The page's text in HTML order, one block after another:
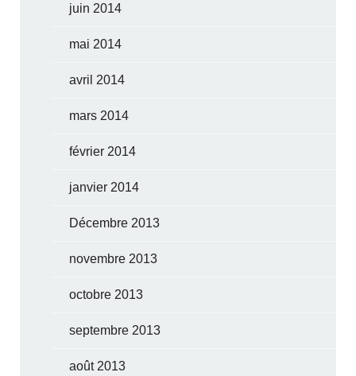
juin 2014
mai 2014
avril 2014
mars 2014
février 2014
janvier 2014
Décembre 2013
novembre 2013
octobre 2013
septembre 2013
août 2013